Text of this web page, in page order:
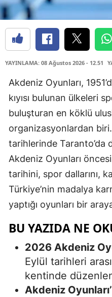
YAYINLAMA: 08 Ağustos 2026 - 12.51
Akdeniz Oyunları,
kıyısı bulunan ülkeleri
buluşturan en köklü
organizasyonlardan
tarihlerinde Taranto’da
Akdeniz Oyunları
tarihini, spor dallarını,
Türkiye’nin madalya
yaptığı oyunları bir
BU YAZIDA NE
2026 Akdeniz
Eylül tarihleri
kentinde
Akdeniz